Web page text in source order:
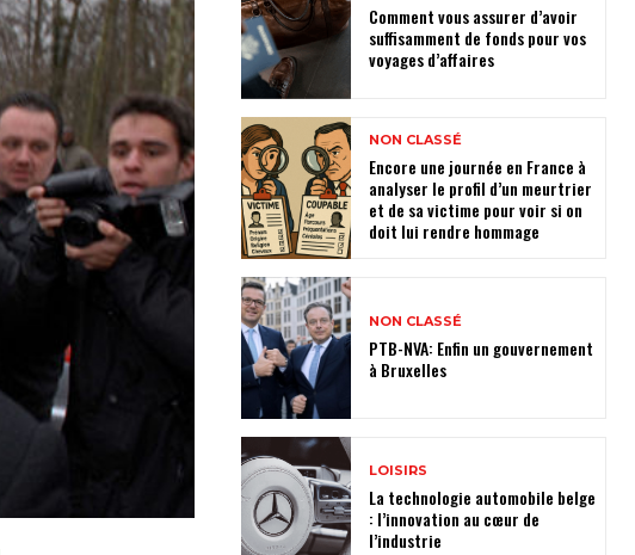
Comment vous assurer d’avoir
suffisamment de fonds pour vos
voyages d’affaires
NON CLASSÉ
Encore une journée en France à
analyser le profil d’un meurtrier
et de sa victime pour voir si on
doit lui rendre hommage
NON CLASSÉ
PTB-NVA: Enfin un gouvernement
à Bruxelles
LOISIRS
La technologie automobile belge
: l’innovation au cœur de
l’industrie